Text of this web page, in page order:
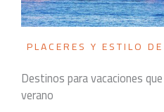
PLACERES Y ESTILO
Destinos para vacaciones
verano